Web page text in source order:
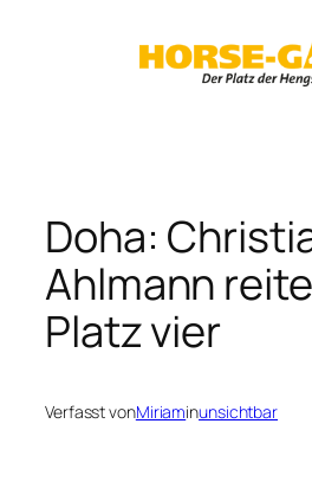
Doha:
Ahlmann
Platz vier
Verfasst vonMiriaminunsichtbar